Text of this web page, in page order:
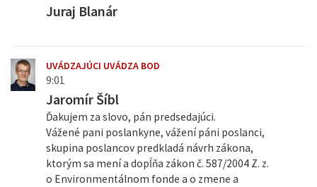
Juraj Blanár
UVÁDZAJÚCI UVÁDZA BOD
9:01
Jaromír Šíbl
Ďakujem za slovo, pán predsedajúci.
Vážené pani poslankyne, vážení páni poslanci,
skupina poslancov predkladá návrh zákona,
ktorým sa mení a dopĺňa zákon č. 587/2004 Z. z.
o Environmentálnom fonde a o zmene a